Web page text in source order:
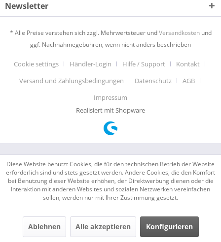
Newsletter
* Alle Preise verstehen sich zzgl. Mehrwertsteuer undVersandkostenund
ggf. Nachnahmegebühren, wenn nicht anders beschrieben
Cookie settings Händler-Login Hilfe / Support
Kontakt
Versand und Zahlungsbedingungen
Datenschutz
AGB
Impressum
Realisiert mit Shopware
Diese Website benutzt Cookies, die für den technischen Betrieb der Website
erforderlich sind und stets gesetzt werden. Andere Cookies, die den Komfort
bei Benutzung dieser Website erhöhen, der Direktwerbung dienen oder die
Interaktion mit anderen Websites und sozialen Netzwerken vereinfachen
sollen, werden nur mit Ihrer Zustimmung gesetzt.
Ablehnen Alle akzeptieren Konfigurieren